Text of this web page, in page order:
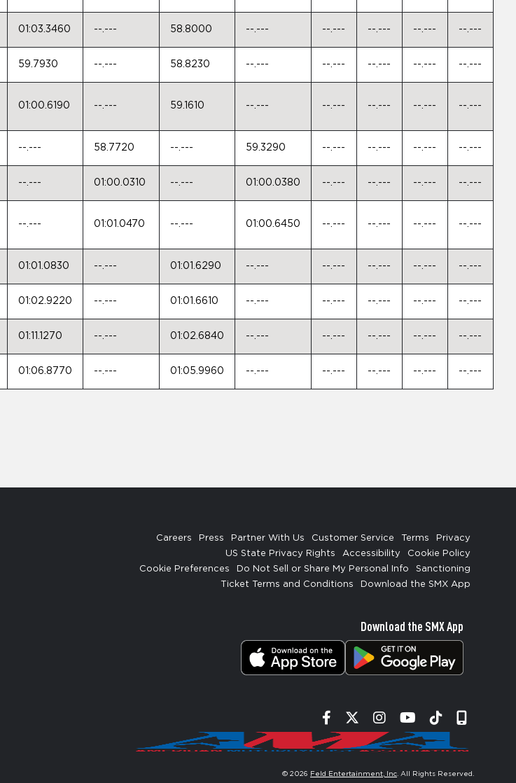
01:03.3460 --.--- 58.8000 --.--- --.--- --.--- --.--- --.---
59.7930 --.--- 58.8230 --.--- --.--- --.--- --.--- --.---
01:00.6190 --.--- 59.1610 --.--- --.--- --.--- --.--- --.---
--.--- 58.7720 --.--- 59.3290 --.--- --.--- --.--- --.---
--.--- 01:00.0310 --.--- 01:00.0380 --.--- --.--- --.--- --.---
--.--- 01:01.0470 --.--- 01:00.6450 --.--- --.--- --.--- --.---
01:01.0830 --.--- 01:01.6290 --.--- --.--- --.--- --.--- --.---
01:02.9220 --.--- 01:01.6610 --.--- --.--- --.--- --.--- --.---
01:11.1270 --.--- 01:02.6840 --.--- --.--- --.--- --.--- --.---
01:06.8770 --.--- 01:05.9960 --.--- --.--- --.--- --.--- --.---
Careers Press Partner With Us Customer Service Terms
Privacy
US State Privacy Rights
Accessibility
Cookie Policy
Cookie Preferences
Do Not Sell or Share My Personal Info
Sanctioning
Ticket Terms and Conditions
Download the SMX App
Download the SMX App
Facebook
TwitterInstagram
YouTube
Tiktok
© 2026 Feld Entertainment, Inc. All Rights Reserved.